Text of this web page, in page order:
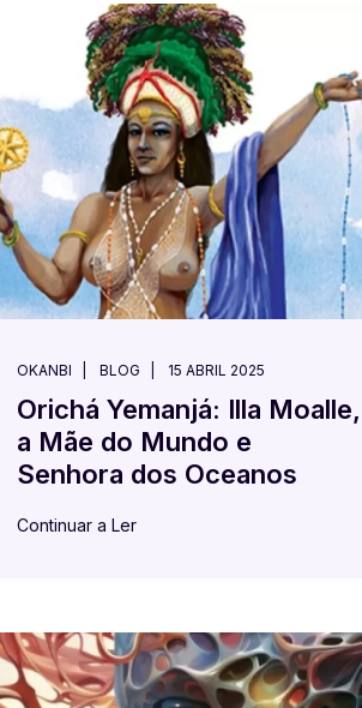
OKANBI BLOG 15 ABRIL 2025
Orichá Yemanjá: Illa Moalle,
a Mãe do Mundo e
Senhora dos Oceanos
Continuar a Ler